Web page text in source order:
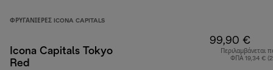
ΦΡΥΓΑΝΙΈΡΕΣ ICONA CAPITALS
Icona Capitals Tokyo
Red
99,90 €
Περιλαμβάνεται
ΦΠΑ 19,34 €